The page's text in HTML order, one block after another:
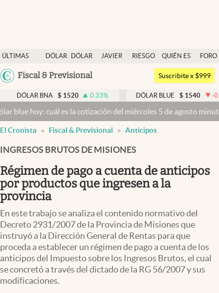
ÚLTIMAS
NOTICIAS
DÓLAR
DÓLAR
JAVIER
RIESGO
QUIÉN ES
QUIÉN
FORO
Argentina
México
Fiscal & Previsional
Dólar
Members
Economía y Política
Finanzas y Mercados
Mercados Online
Negocios
Columnistas
Otras secciones
Infotechnology
Clase
Clima
Mundial 2026
Suscribite x $999
DÓLAR BNA $ 1520 0.33% DÓLAR BLUE $ 1540 -0.32%
hoy: cuál es la cotización del miércoles 5 de agosto minuto a
El Cronista Fiscal & Previsional Anticipos
INGRESOS BRUTOS DE MISIONES
Régimen de pago a cuenta de anticipos
por productos que ingresen a la
provincia
En este trabajo se analiza el contenido normativo del
Decreto 2931/2007 de la Provincia de Misiones que
instruyó a la Dirección General de Rentas para que
proceda a establecer un régimen de pago a cuenta de los
anticipos del Impuesto sobre los Ingresos Brutos, el cual
se concretó a través del dictado de la RG 56/2007 y sus
modificaciones.